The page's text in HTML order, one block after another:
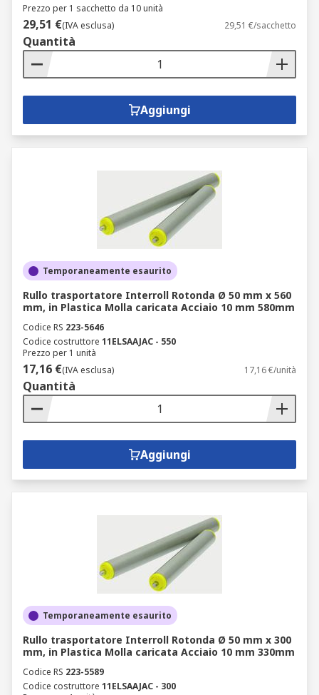
Prezzo per 1 sacchetto da 10 unità
29,51 €(IVA esclusa) 29,51 €/sacchetto
Quantità
Aggiungi
Temporaneamente esaurito
Rullo trasportatore Interroll Rotonda Ø 50 mm x 560
mm, in Plastica Molla caricata Acciaio 10 mm 580mm
Codice RS 223-5646
Codice costruttore 11ELSAAJAC - 550
Prezzo per 1 unità
17,16 €(IVA esclusa) 17,16 €/unità
Quantità
Aggiungi
Temporaneamente esaurito
Rullo trasportatore Interroll Rotonda Ø 50 mm x 300
mm, in Plastica Molla caricata Acciaio 10 mm 330mm
Codice RS 223-5589
Codice costruttore 11ELSAAJAC - 300